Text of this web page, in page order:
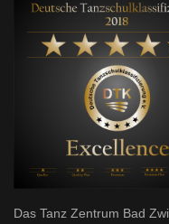
Das Tanz Zentrum Bad